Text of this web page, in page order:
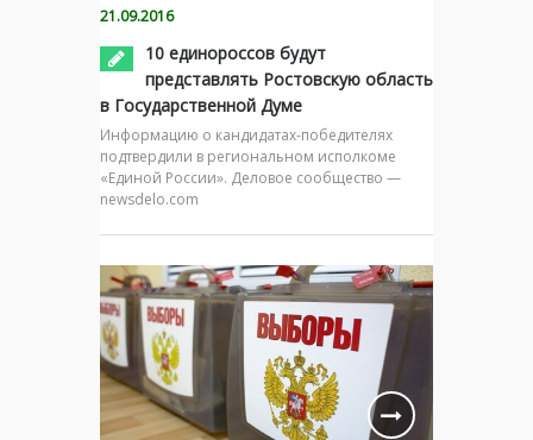
21.09.2016
10 единороссов будут
представлять Ростовскую область
в Государственной Думе
Информацию о кандидатах-победителях
подтвердили в региональном исполкоме
«Единой России». Деловое сообщество —
newsdelo.com